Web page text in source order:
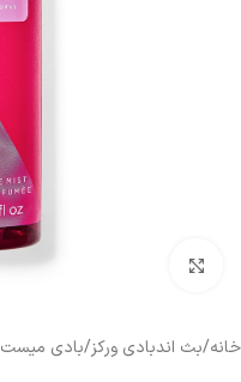
خانه/بث اندبادی ورکز/بادی میست